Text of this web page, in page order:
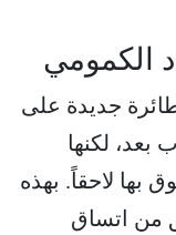
الكمومي
جديدة على
بعد، لكنها
بها لاحقاً. بهذه
من اتساق